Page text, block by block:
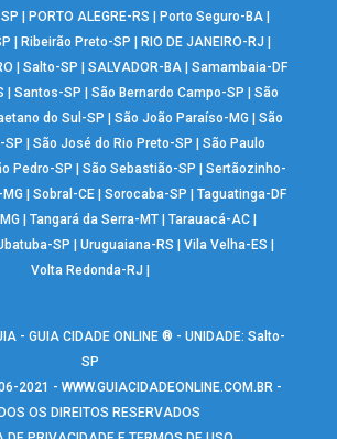
|PORTO ALEGRE-RS |Porto Seguro-BA |
|Ribeirão Preto-SP |RIO DE JANEIRO-RJ |
| Salto-SP | SALVADOR-BA| Samambaia-DF
|Santos-SP |São Bernardo Campo-SP |São
do Sul-SP |São João Paraíso-MG |São
SP |São José do Rio Preto-SP |São Paulo
Pedro-SP |São Sebastião-SP |Sertãozinho-
|Sobral-CE |Sorocaba-SP |Taguatinga-DF
| Tangará da Serra-MT| Tarauacá-AC|
SP |Uruguaiana-RS |Vila Velha-ES |
Volta Redonda-RJ |
- GUIA CIDADE ONLINE ® - UNIDADE: Salto-
SP
2021 -WWW.GUIACIDADEONLINE.COM.BR -
OS DIREITOS RESERVADOS